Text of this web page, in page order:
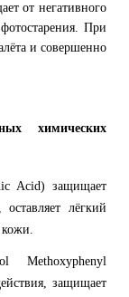
от негативного
При
и совершенно
химических
Acid) защищает
лёгкий
Methoxyphenyl
защищает